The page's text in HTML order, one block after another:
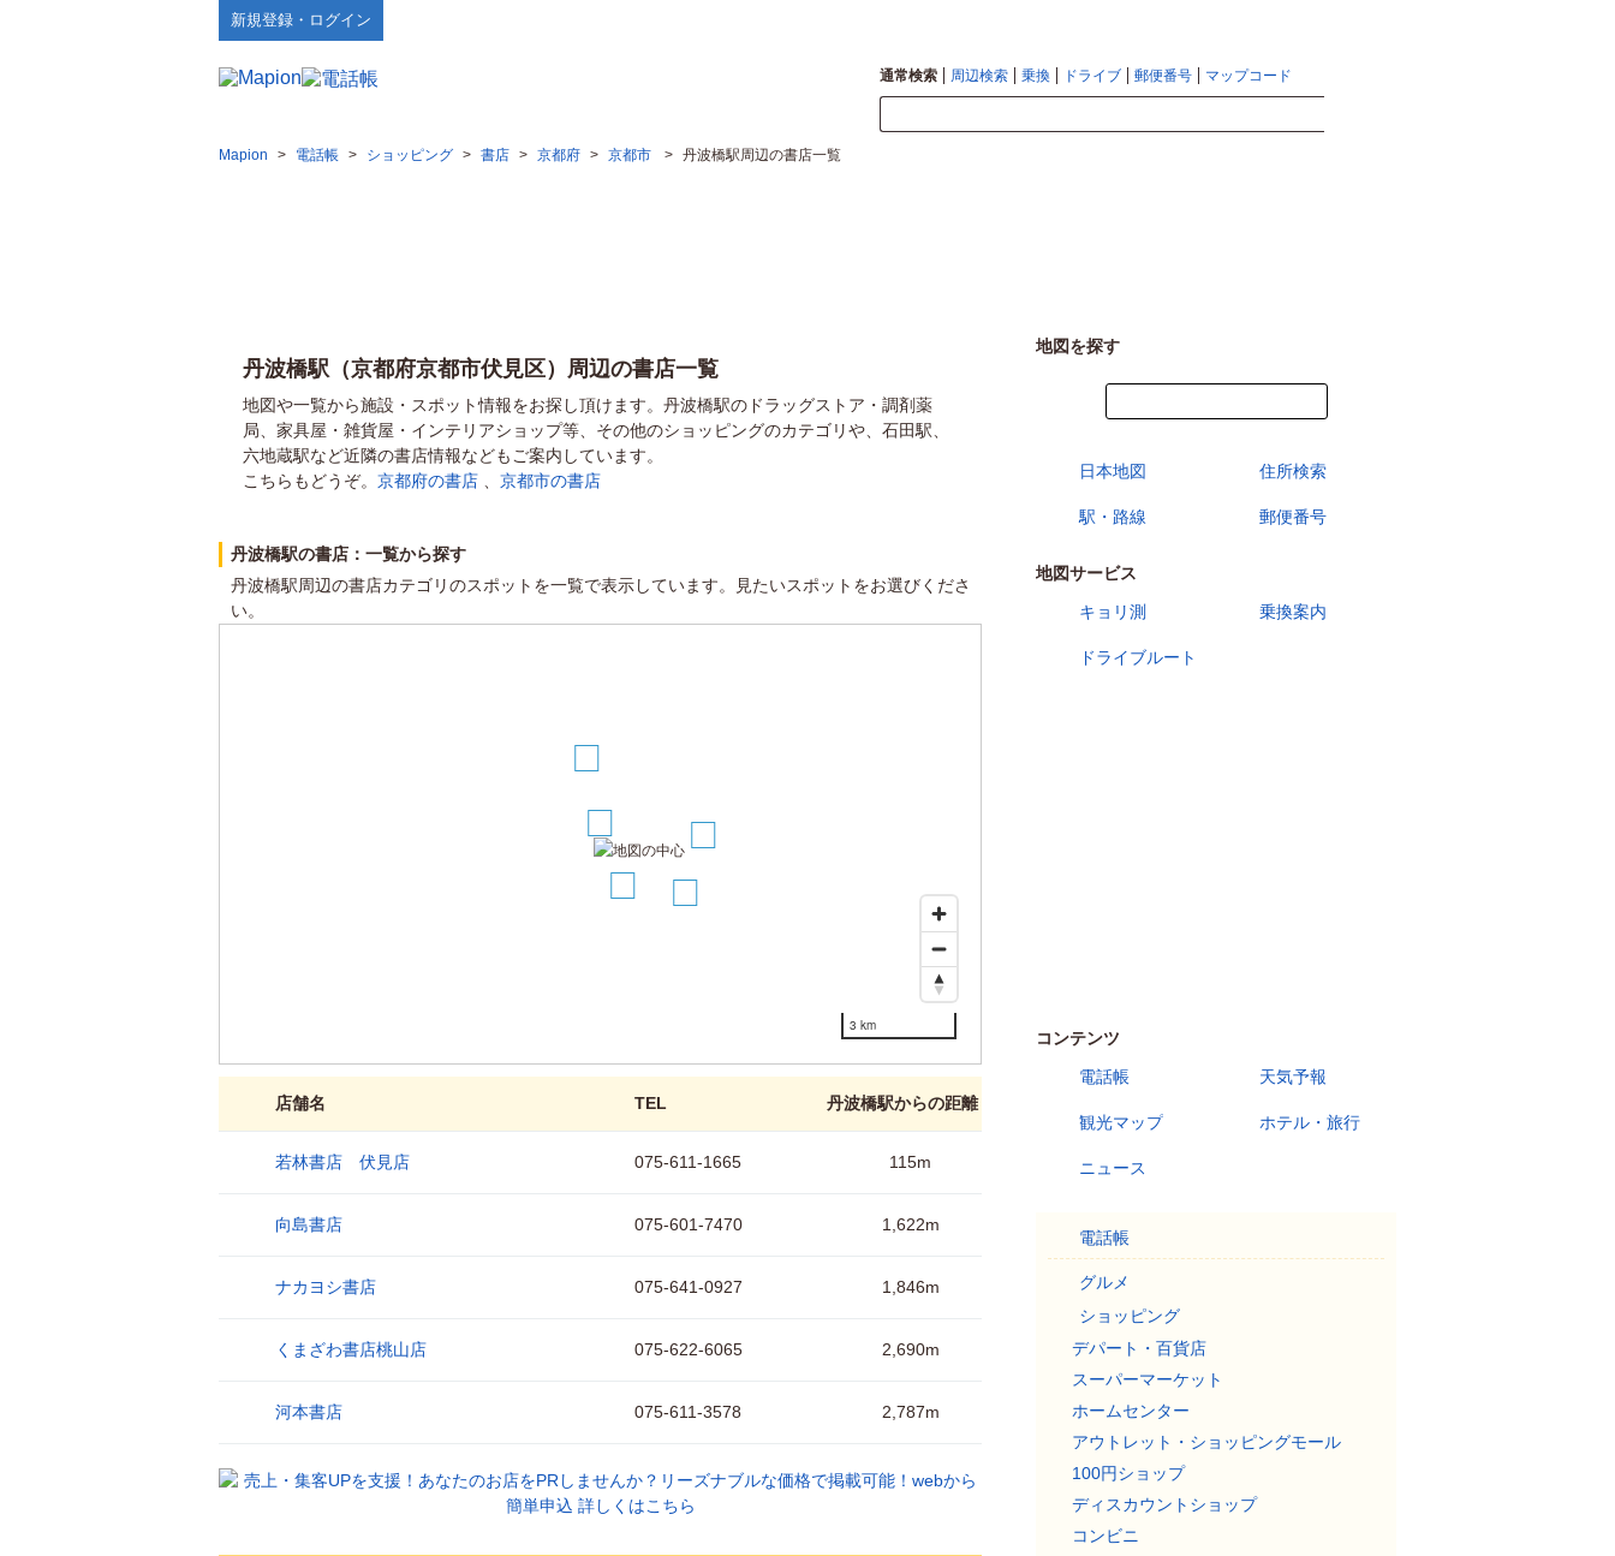
新規登録・ログイン
通常検索 周辺検索 乗換 ドライブ 郵便番号 マップコード
Mapion > 電話帳 > ショッピング > 書店 > 京都府 > 京都市 > 丹波橋駅周辺の書店一覧
丹波橋駅（京都府京都市伏見区）周辺の書店一覧
地図や一覧から施設・スポット情報をお探し頂けます。丹波橋駅のドラッグストア・調剤薬
局、家具屋・雑貨屋・インテリアショップ等、その他のショッピングのカテゴリや、石田駅、
六地蔵駅など近隣の書店情報などもご案内しています。
こちらもどうぞ。 京都府の書店 京都市の書店
丹波橋駅の書店：一覧から探す
丹波橋駅周辺の書店カテゴリのスポットを一覧で表示しています。見たいスポットをお選びくださ
い。
3 km
店舗名 TEL 丹波橋駅からの距離
若林書店 伏見店 075-611-1665 115m
向島書店 075-601-7470 1,622m
ナカヨシ書店 075-641-0927 1,846m
くまざわ書店桃山店 075-622-6065 2,690m
河本書店 075-611-3578 2,787m
地図を探す
日本地図 住所検索
駅・路線 郵便番号
地図サービス
キョリ測
乗換案内
ドライブルート
コンテンツ
電話帳
天気予報
観光マップ ホテル・旅行
ニュース
電話帳
グルメ
ショッピング
デパート・百貨店
スーパーマーケット
ホームセンター
アウトレット・ショッピングモール
100円ショップ
ディスカウントショップ
コンビニ